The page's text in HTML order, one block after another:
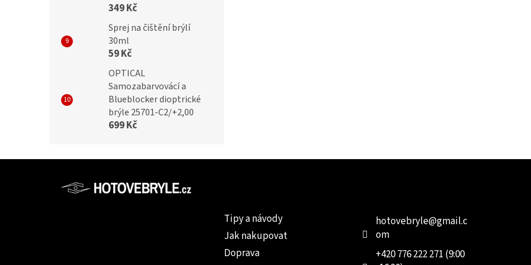
349 Kč
Sprej na čištění brýlí
30ml
59 Kč
OPTICAL
Samozabarvovácí a
Blueblocker dioptrické
brýle 25701-C2/+2,00
699 Kč
Tipy a návody
Jak nakupovat
Doprava
hotovebryle@gmail.c
om
+420 776 222 271 (9:00